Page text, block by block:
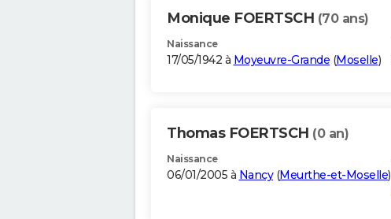
Monique FOERTSCH (70 ans)
Naissance
17/05/1942 à Moyeuvre-Grande (Moselle)
Thomas FOERTSCH (0 an)
Naissance
06/01/2005 à Nancy(Meurthe-et-Moselle)